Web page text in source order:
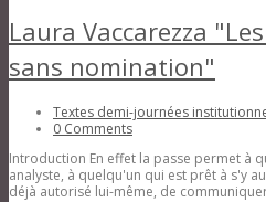
Laura Vaccarezza
sans nomination"
Textes demi-journées
0 Comments
Introduction En effet la passe permet à
analyste, à quelqu'un qui est prêt à s'y
déjà autorisé lui-même, de